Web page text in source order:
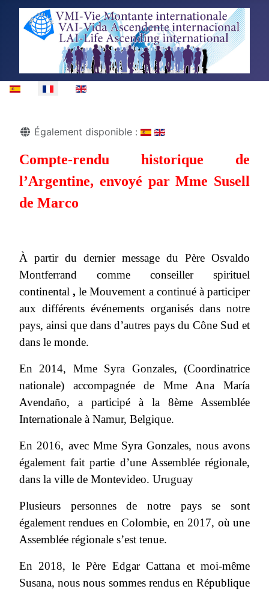
Sélectionnez votre langue
DétailsÉgalement disponible :
Compte-rendu historique de
l’Argentine, envoyé par Mme Susell
de Marco
À partir du dernier message du Père Osvaldo
Montferrand comme conseiller spirituel
continental ,le Mouvement a continué à participer
aux différents événements organisés dans notre
pays, ainsi que dans d’autres pays du Cône Sud et
dans le monde.
En 2014, Mme Syra Gonzales, (Coordinatrice
nationale) accompagnée de Mme Ana María
Avendaño, a participé à la 8ème Assemblée
Internationale à Namur, Belgique.
En 2016, avec Mme Syra Gonzales, nous avons
également fait partie d’une Assemblée régionale,
dans la ville de Montevideo. Uruguay
Plusieurs personnes de notre pays se sont
également rendues en Colombie, en 2017, où une
Assemblée régionale s’est tenue.
En 2018, le Père Edgar Cattana et moi-même
Susana, nous nous sommes rendus en République